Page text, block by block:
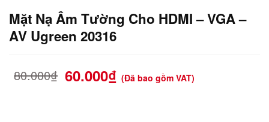
Mặt Nạ Âm Tường Cho HDMI – VGA –
AV Ugreen 20316
80.000₫ 60.000₫ (Đã bao gồm VAT)